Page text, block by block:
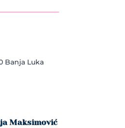
Banja Luka
Maksimović